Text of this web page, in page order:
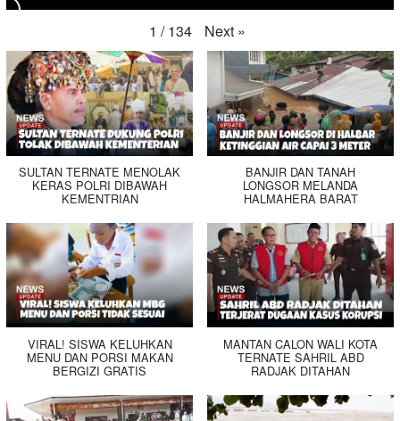
1 / 134 Next »
SULTAN TERNATE MENOLAK
KERAS POLRI DIBAWAH
KEMENTRIAN
BANJIR DAN TANAH
LONGSOR MELANDA
HALMAHERA BARAT
VIRAL! SISWA KELUHKAN
MENU DAN PORSI MAKAN
BERGIZI GRATIS
MANTAN CALON WALI KOTA
TERNATE SAHRIL ABD
RADJAK DITAHAN